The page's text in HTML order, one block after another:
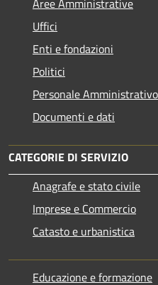
Aree Amministrative
Uffici
Enti e fondazioni
Politici
Personale Amministrativo
Documenti e dati
CATEGORIE DI SERVIZIO
Anagrafe e stato civile
Imprese e Commercio
Catasto e urbanistica
Educazione e formazione